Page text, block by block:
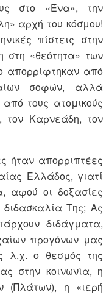
στο «Ένα», την
αρχή του κόσμου!
πίστεις στην
στη «θεότητα» των
απορρίφτηκαν από
σοφών, αλλά
τους ατομικούς
τον Καρνεάδη, τον
ήταν απορριπτέες
Ελλάδος, γιατί
αφού οι δοξασίες
Της; Ας
διδάγματα,
προγόνων μας
λ.χ. ο θεσμός της
στην κοινωνία, η
(Πλάτων), η «ιερή